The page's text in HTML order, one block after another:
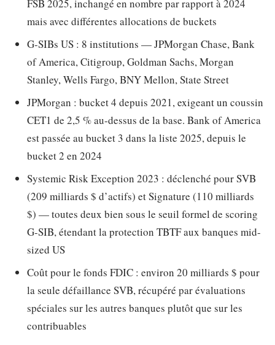
FSB 2025, inchangé en nombre par rapport à 2024
mais avec différentes allocations de buckets
G-SIBs US : 8 institutions — JPMorgan Chase, Bank
of America, Citigroup, Goldman Sachs, Morgan
Stanley, Wells Fargo, BNY Mellon, State Street
JPMorgan : bucket 4 depuis 2021, exigeant un coussin
CET1 de 2,5 % au-dessus de la base. Bank of America
est passée au bucket 3 dans la liste 2025, depuis le
bucket 2 en 2024
Systemic Risk Exception 2023 : déclenché pour SVB
(209 milliards $ d’actifs) et Signature (110 milliards
$) — toutes deux bien sous le seuil formel de scoring
G-SIB, étendant la protection TBTF aux banques mid-
sized US
Coût pour le fonds FDIC : environ 20 milliards $ pour
la seule défaillance SVB, récupéré par évaluations
spéciales sur les autres banques plutôt que sur les
contribuables